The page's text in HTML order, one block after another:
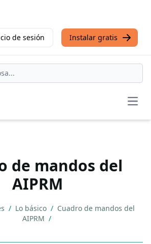
de sesión Instalar gratis
de mandos del
AIPRM
/ Lo básico / Cuadro de mandos del
AIPRM /